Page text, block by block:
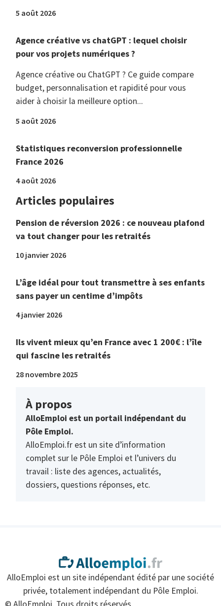
5 août 2026
Agence créative vs chatGPT : lequel choisir
pour vos projets numériques ?
Agence créative ou ChatGPT ? Ce guide compare
budget, personnalisation et rapidité pour vous
aider à choisir la meilleure option...
5 août 2026
Statistiques reconversion professionnelle
France 2026
4 août 2026
Articles populaires
Pension de réversion 2026 : ce nouveau plafond
va tout changer pour les retraités
10 janvier 2026
L’âge idéal pour tout transmettre à ses enfants
sans payer un centime d’impôts
4 janvier 2026
Ils vivent mieux qu’en France avec 1 200€ : l’île
qui fascine les retraités
28 novembre 2025
À propos
AlloEmploi est un portail indépendant du
Pôle Emploi.
AlloEmploi.fr est un site d’information
complet sur le Pôle Emploi et l’univers du
travail : liste des agences, actualités,
dossiers, questions réponses, etc.
AlloEmploi est un site indépendant édité par une société
privée, totalement indépendant du Pôle Emploi.